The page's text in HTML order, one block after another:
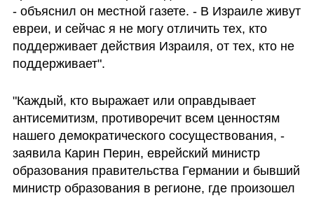
- объяснил он местной газете. - В Израиле живут
евреи, и сейчас я не могу отличить тех, кто
поддерживает действия Израиля, от тех, кто не
поддерживает".
"Каждый, кто выражает или оправдывает
антисемитизм, противоречит всем ценностям
нашего демократического сосуществования, -
заявила Карин Перин, еврейский министр
образования правительства Германии и бывший
министр образования в регионе, где произошел